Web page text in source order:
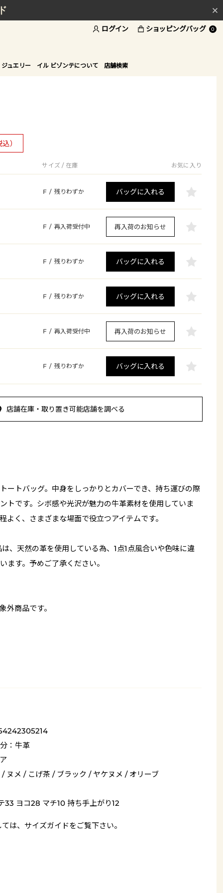
ログイン ショッピングバッグ 0
ュエリー イル ビゾンテについて 店舗検索
）
サイズ / 在庫 お気に入り
F / 残りわずか バッグに入れる
F / 再入荷受付中 再入荷のお知らせ
F / 残りわずか バッグに入れる
F / 残りわずか バッグに入れる
F / 再入荷受付中 再入荷のお知らせ
F / 残りわずか バッグに入れる
店舗在庫・取り置き可能店舗を調べる
ートバッグ。中身をしっかりとカバーでき、持ち運びの際
トです。シボ感や光沢が魅力の牛革素材を使用していま
よく、さまざまな場面で役立つアイテムです。
、天然の革を使用している為、1点1点風合いや色味に違
ます。予めご了承ください。
外商品です。
：牛革
/ ヌメ / こげ茶 / ブラック / ヤケヌメ / オリーブ
33 ヨコ28 マチ10 持ち手上がり12
は、 サイズガイドをご覧下さい。